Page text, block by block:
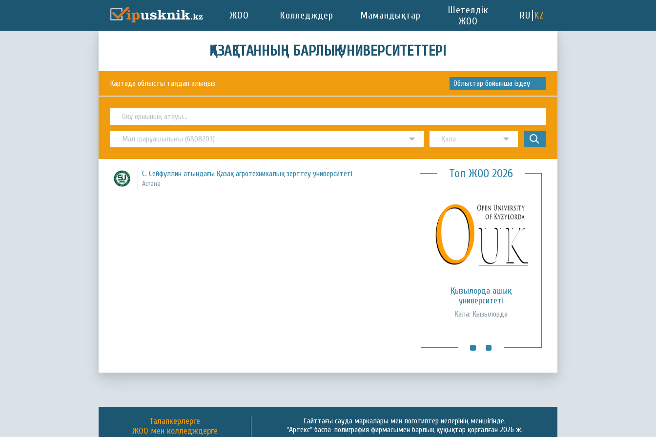
ЖОО Колледждер Мамандықтар
Шетелдік
ЖОО
RU KZ
ҚАЗАҚСТАННЫҢ БАРЛЫҚ УНИВЕРСИТЕТТЕРІ
Картада облысты таңдап алыңыз Облыстар бойынша іздеу
С. Сейфуллин атындағы Қазақ агротехникалық зерттеу университеті
Астана
Топ ЖОО 2026
Қожа Ахмет Ясауи атындағы
Халықаралық қазақ-түрік
университеті
Қызылорда ашық
университеті
Қала: Қызылорда
Талапкерлерге
ЖОО мен колледждерге
Сайттағы сауда маркалары мен логотиптер иелерінің меншігінде.
"Артекс" баспа-полиграфия фирмасымен барлық құқықтар қорғалған 2026 ж.